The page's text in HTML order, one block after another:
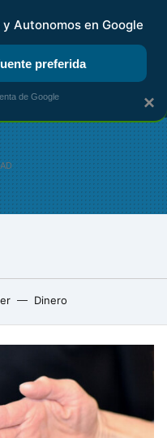
NUEVO
KIT DIGITAL
Dinero
×
Autonomos en Google
preferida
de Google